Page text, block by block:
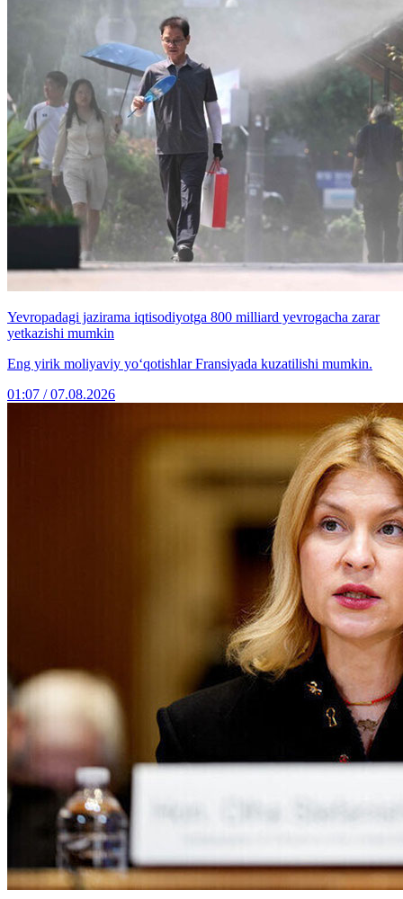
Yevropadagi jazirama iqtisodiyotga 800 milliard yevrogacha zarar
yetkazishi mumkin
Eng yirik moliyaviy yo‘qotishlar Fransiyada kuzatilishi mumkin.
01:07 / 07.08.2026